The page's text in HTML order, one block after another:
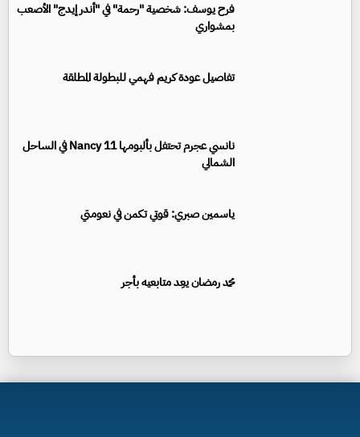
فرح يوسف: شخصية "رحمة" في "أندر إيدج" الأصعب
بمشواري
تفاصيل عودة كريم فهمي للبطولة المطلقة
نانسي عجرم تحتفل بألبومها Nancy 11 في الساحل
الشمالي
ياسمين صبري: قوتي تكمن في نعومتي
محمد رمضان يعِد متابعيه بأجر